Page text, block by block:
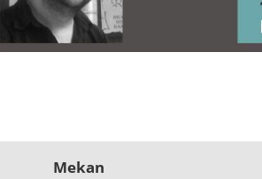
Mekan